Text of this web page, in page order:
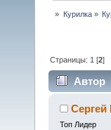
» Курилка»
Страницы: 1 [2]
Автор
Сергей
Топ Лидер